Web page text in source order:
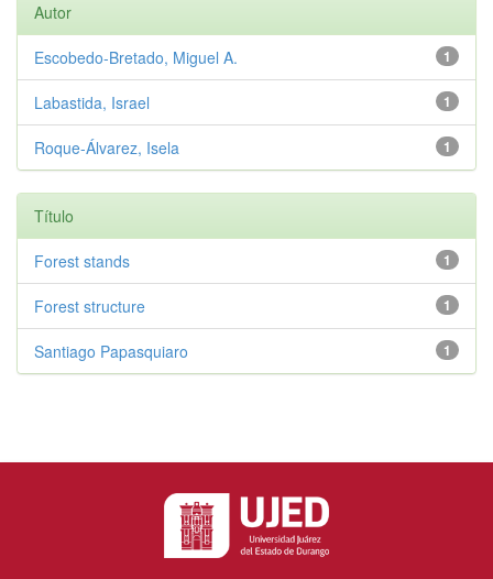
Autor
1
Escobedo-Bretado, Miguel A.
1
Labastida, Israel
1
Roque-Álvarez, Isela
Título
1
Forest stands
1
Forest structure
1
Santiago Papasquiaro